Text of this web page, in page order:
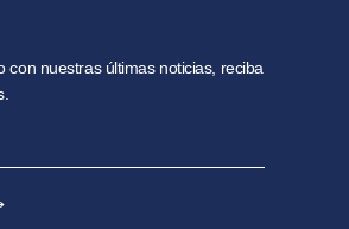
con nuestras últimas noticias, reciba